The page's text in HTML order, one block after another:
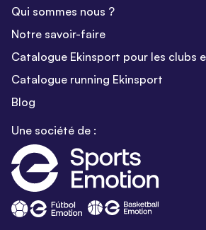
Qui sommes nous ?
Notre savoir-faire
Catalogue Ekinsport pour les clubs
Catalogue running Ekinsport
Blog
Une société de :